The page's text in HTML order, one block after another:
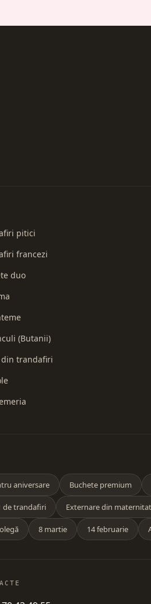
pitici
francezi
duo
(Butanii)
trandafiri
aniversare Buchete premium
de trandafiri Externare din
8 martie 14 februarie